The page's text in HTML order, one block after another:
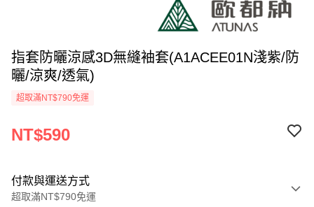
指套防曬涼感3D無縫袖套(A1ACEE01N淺紫/防
曬/涼爽/透氣)
超取滿NT$790免運
NT$590
付款與運送方式
超取滿NT$790免運